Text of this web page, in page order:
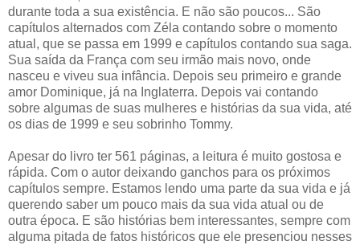
durante toda a sua existência. E não são poucos... São
capítulos alternados com Zéla contando sobre o momento
atual, que se passa em 1999 e capítulos contando sua saga.
Sua saída da França com seu irmão mais novo, onde
nasceu e viveu sua infância. Depois seu primeiro e grande
amor Dominique, já na Inglaterra. Depois vai contando
sobre algumas de suas mulheres e histórias da sua vida, até
os dias de 1999 e seu sobrinho Tommy.
Apesar do livro ter 561 páginas, a leitura é muito gostosa e
rápida. Com o autor deixando ganchos para os próximos
capítulos sempre. Estamos lendo uma parte da sua vida e já
querendo saber um pouco mais da sua vida atual ou de
outra época. E são histórias bem interessantes, sempre com
alguma pitada de fatos históricos que ele presenciou nesses